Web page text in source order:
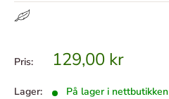
Pris: Tilbudspris
129,00 kr
Lager: På lager i nettbutikken